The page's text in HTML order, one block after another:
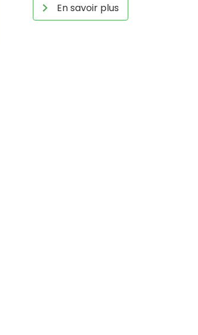
En savoir plus